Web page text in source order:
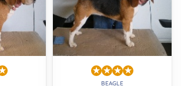
BEAGLE